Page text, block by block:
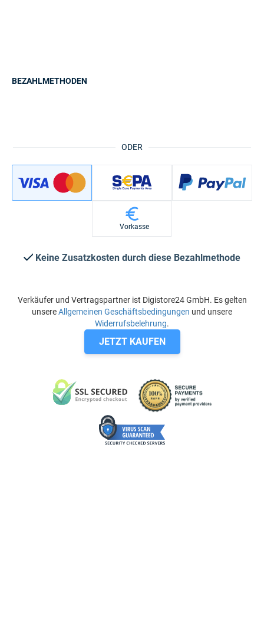
ODER
BEZAHLMETHODEN
Vorkasse
Keine Zusatzkosten durch diese Bezahlmethode
Verkäufer und Vertragspartner ist Digistore24 GmbH. Es gelten
unsereAllgemeinen Geschäftsbedingungen und unsere
Widerrufsbelehrung.
JETZT KAUFEN